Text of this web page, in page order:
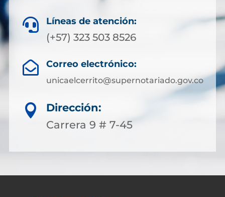
 Líneas de atención:
(+57) 323 503 8526
 Correo electrónico:
unicaelcerrito@supernotariado.gov.co

Dirección:
Carrera 9 # 7-45